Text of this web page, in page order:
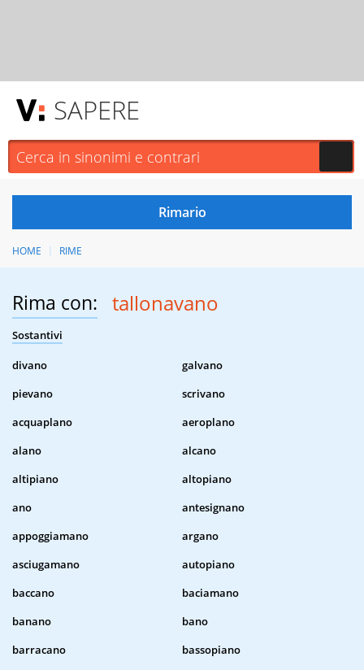
SAPERE
HOME RIME
Rima con: tallonavano
Sostantivi
divano
galvano
pievano
scrivano
acquaplano
aeroplano
alano
alcano
altipiano
altopiano
ano
antesignano
appoggiamano
argano
asciugamano
autopiano
baccano
baciamano
banano
bano
barracano
bassopiano